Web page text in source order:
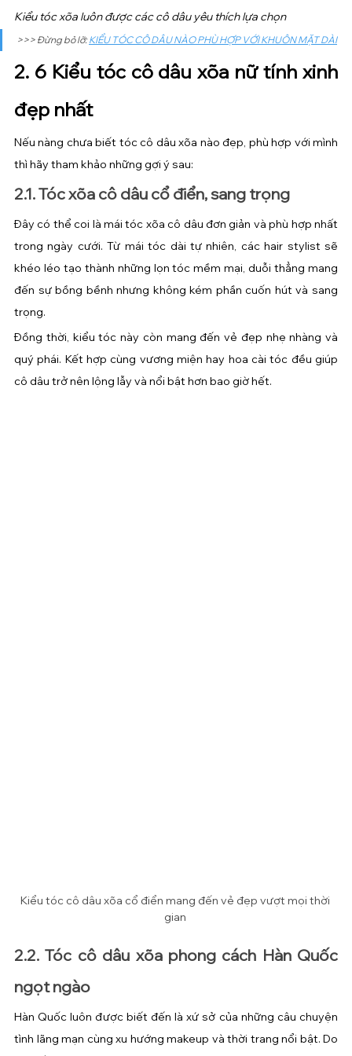
Kiểu tóc xõa luôn được các cô dâu yêu thích lựa chọn
>>> Đừng bỏ lỡ: KIỂU TÓC CÔ DÂU NÀO PHÙ HỢP VỚI KHUÔN MẶT DÀI
2. 6 Kiểu tóc cô dâu xõa nữ tính xinh
đẹp nhất
Nếu nàng chưa biết tóc cô dâu xõa nào đẹp, phù hợp với mình
thì hãy tham khảo những gợi ý sau:
2.1. Tóc xõa cô dâu cổ điển, sang trọng
Đây có thể coi là mái tóc xõa cô dâu đơn giản và phù hợp nhất
trong ngày cưới. Từ mái tóc dài tự nhiên, các hair stylist sẽ
khéo léo tạo thành những lọn tóc mềm mại, duỗi thẳng mang
đến sự bồng bềnh nhưng không kém phần cuốn hút và sang
trọng.
Đồng thời, kiểu tóc này còn mang đến vẻ đẹp nhẹ nhàng và
quý phái. Kết hợp cùng vương miện hay hoa cài tóc đều giúp
cô dâu trở nên lộng lẫy và nổi bật hơn bao giờ hết.
Kiểu tóc cô dâu xõa cổ điển mang đến vẻ đẹp vượt mọi thời
gian
2.2. Tóc cô dâu xõa phong cách Hàn Quốc
ngọt ngào
Hàn Quốc luôn được biết đến là xứ sở của những câu chuyện
tình lãng mạn cùng xu hướng makeup và thời trang nổi bật. Do